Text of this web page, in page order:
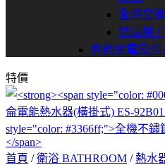
全熱交
除濕機 |
其他家電及用
特價
首頁 / 衛浴 BATHROOM / 熱水